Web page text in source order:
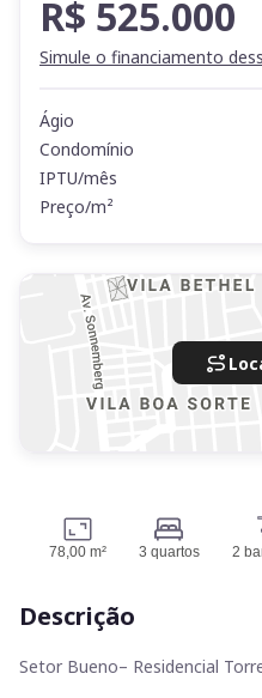
R$ 525.000
Simule o financiamento
Ágio
Condomínio
IPTU/mês
Preço/m²
78,00 m² 3 quartos 2
Descrição
Setor Bueno– Residencial